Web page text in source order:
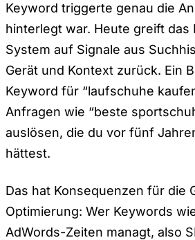
Keyword triggerte genau die
hinterlegt war. Heute greift das
System auf Signale aus
Gerät und Kontext zurück. Ein
Keyword für “laufschuhe
Anfragen wie “beste
auslösen, die du vor fünf
hättest.
Das hat Konsequenzen für die
Optimierung: Wer Keywords
AdWords-Zeiten managt, also